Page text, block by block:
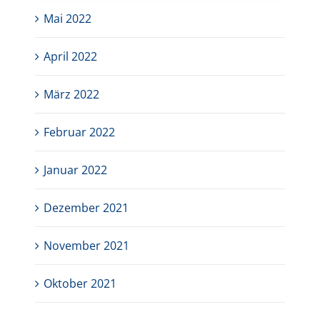
Mai 2022
April 2022
März 2022
Februar 2022
Januar 2022
Dezember 2021
November 2021
Oktober 2021